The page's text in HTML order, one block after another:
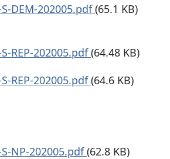
DEM-202005.pdf(65.1 KB)
REP-202005.pdf(64.48 KB)
REP-202005.pdf(64.6 KB)
NP-202005.pdf(62.8 KB)